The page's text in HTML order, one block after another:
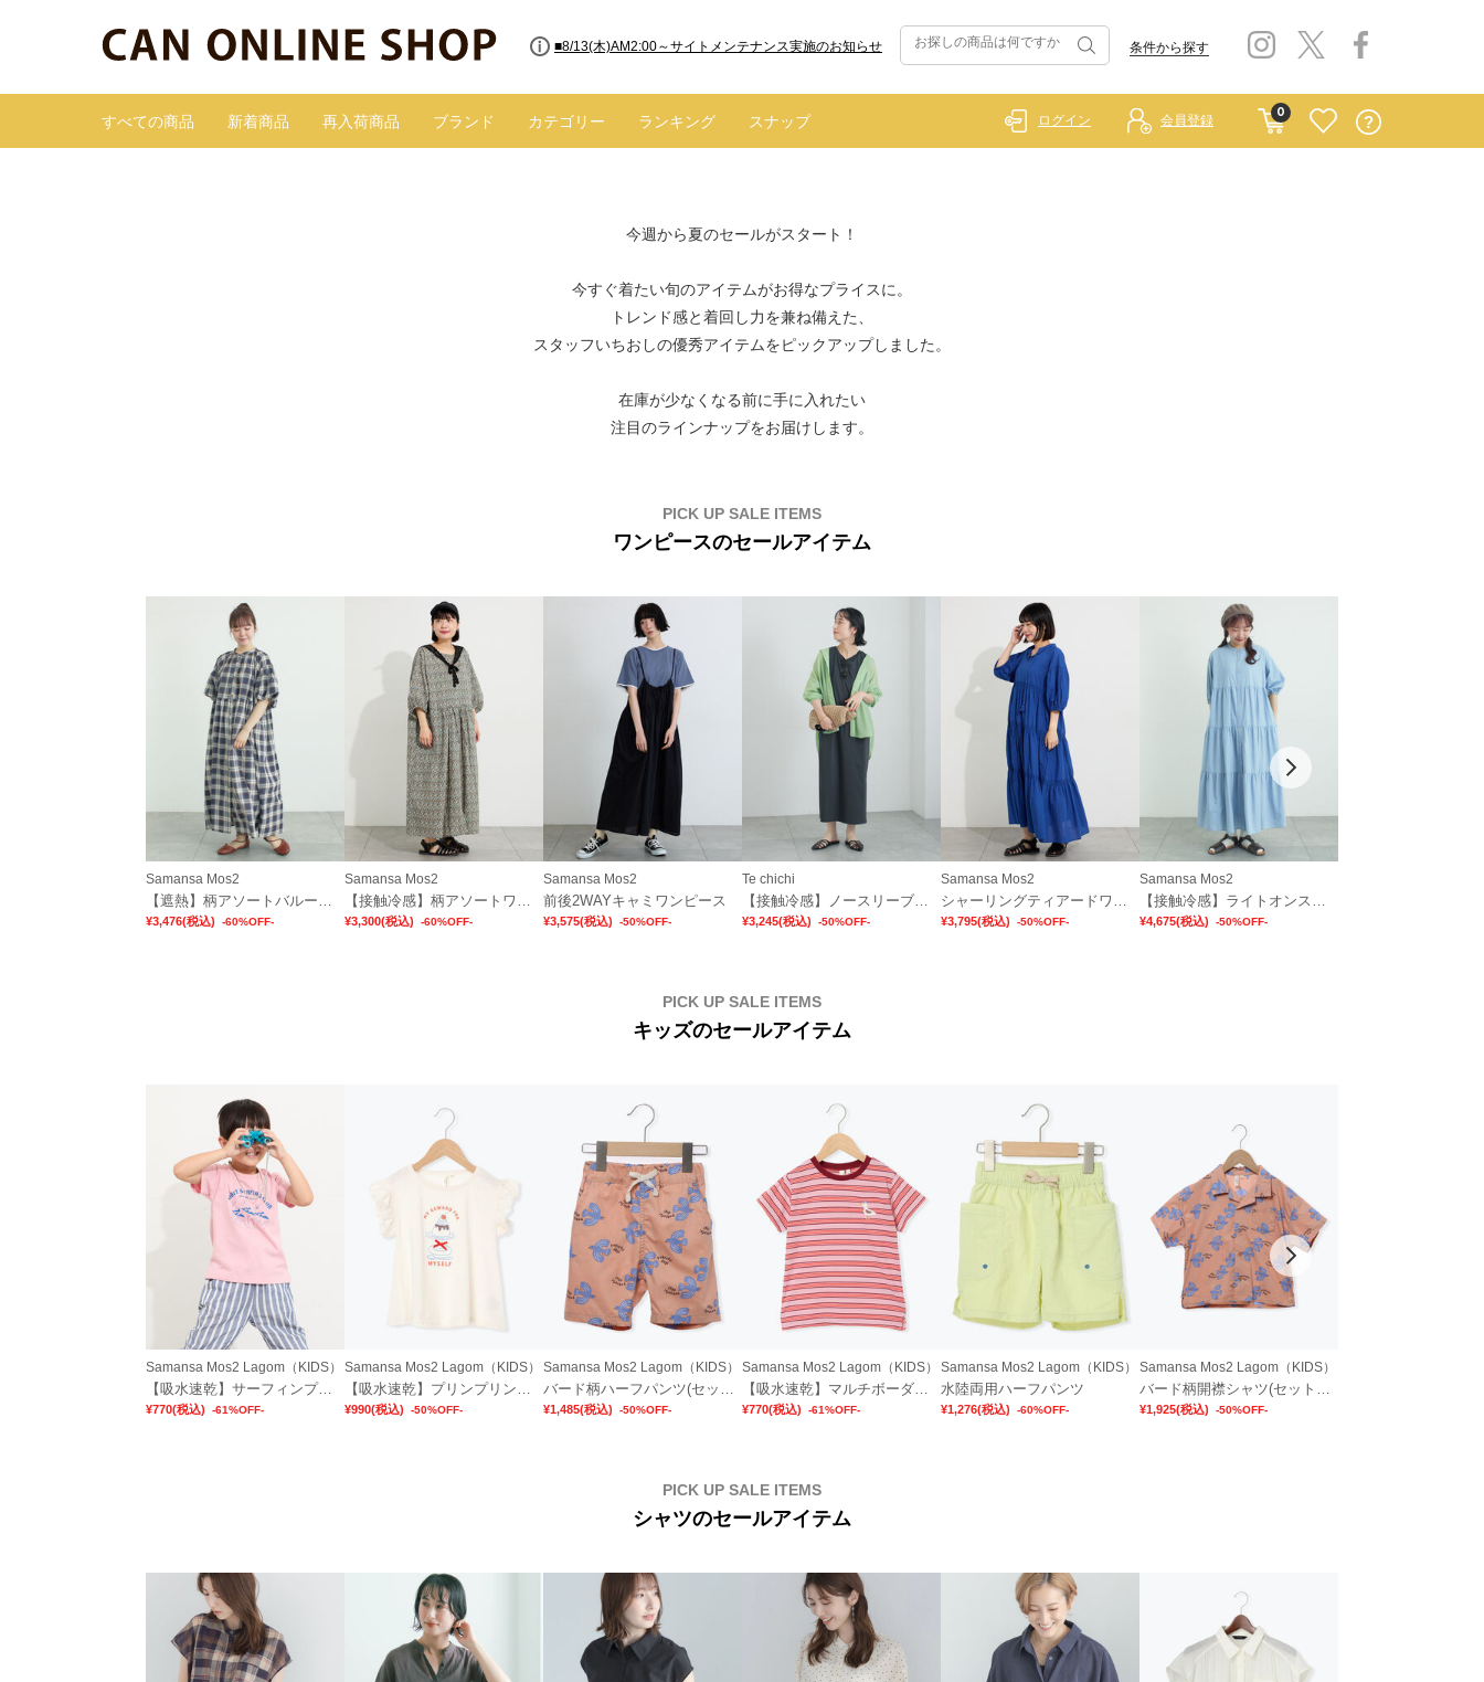
■8/13(木)AM2:00～サイトメンテナンス実施のお知らせ 条件から探す
すべての商品 新着商品 再入荷商品 ブランド カテゴリー ランキング スナップ
0
ログイン 会員登録
今週から夏のセールがスタート！
今すぐ着たい旬のアイテムがお得なプライスに。
トレンド感と着回し力を兼ね備えた、
スタッフいちおしの優秀アイテムをピックアップしました。
在庫が少なくなる前に手に入れたい
PICK UP SALE ITEMS
ワンピースのセールアイテム
Samansa Mos2
【遮熱】柄アソートバルーンスリーブワンピース
¥3,476(税込) -60%OFF-
Samansa Mos2
【接触冷感】柄アソートワンピース《限定カラーあり》
¥3,300(税込) -60%OFF-
Samansa Mos2
前後2WAYキャミワンピース
¥3,575(税込) -50%OFF-
Te chichi
【接触冷感】ノースリーブカットワンピース
¥3,245(税込) -50%OFF-
Samansa Mos2
シャーリングティアードワンピース
¥3,795(税込) -50%OFF-
Samansa Mos2
【接触冷感】ライトオンスデニムワンピース
¥4,675(税込) -50%OFF-
PICK UP SALE ITEMS
キッズのセールアイテム
Samansa Mos2 Lagom（KIDS）
【吸水速乾】サーフィンプリントTシャツ
¥770(税込) -61%OFF-
Samansa Mos2 Lagom（KIDS）
【吸水速乾】プリンプリントフリル袖Tシャツ
¥990(税込) -50%OFF-
Samansa Mos2 Lagom（KIDS）
バード柄ハーフパンツ(セットアップ可)
¥1,485(税込) -50%OFF-
Samansa Mos2 Lagom（KIDS）
【吸水速乾】マルチボーダーカモメ刺繍Tシャツ
¥770(税込) -61%OFF-
Samansa Mos2 Lagom（KIDS）
水陸両用ハーフパンツ
¥1,276(税込) -60%OFF-
Samansa Mos2 Lagom（KIDS）
バード柄開襟シャツ(セットアップ可)
¥1,925(税込) -50%OFF-
PICK UP SALE ITEMS
シャツのセールアイテム